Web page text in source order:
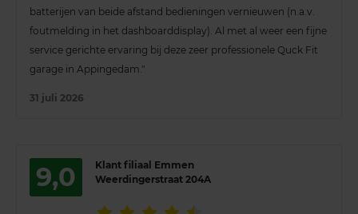
batterijen van beide afstand bedieningen vernieuwen (n.a.v.
foutmelding in het dashboarddisplay). Al met al weer een fijne
service gerichte ervaring bij deze zeer professionele Quck Fit
garage in Appingedam."
31 juli 2026
9,0
Klant filiaal Emmen
Weerdingerstraat 204A